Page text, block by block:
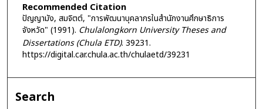
Recommended Citation
ปัญญามัง, สมจิตต์, "การพัฒนาบุคลากรในสำนักงานศึกษาธิการ
จังหวัด" (1991). Chulalongkorn University Theses and
Dissertations (Chula ETD). 39231.
https://digital.car.chula.ac.th/chulaetd/39231
Search